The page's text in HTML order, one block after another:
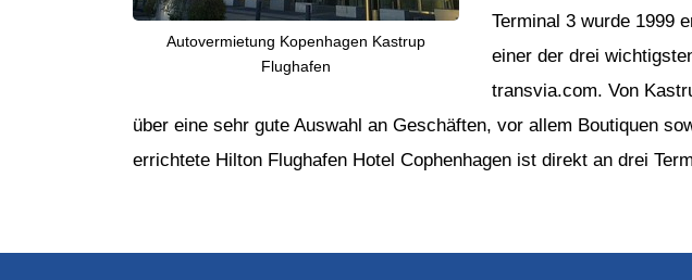
Autovermietung Kopenhagen Kastrup
Flughafen
Terminal 3 wurde 1999
einer der drei
transvia.com. Von
über eine sehr gute Auswahl an Geschäften, vor allem Boutiquen
errichtete Hilton Flughafen Hotel Cophenhagen ist direkt an drei